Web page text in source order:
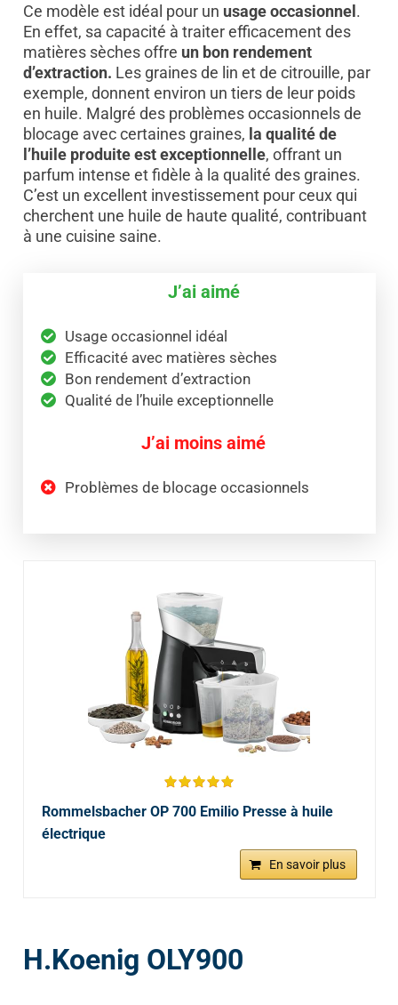
Ce modèle est idéal pour un usage occasionnel.
En effet, sa capacité à traiter efficacement des
matières sèches offre un bon rendement
d’extraction. Les graines de lin et de citrouille, par
exemple, donnent environ un tiers de leur poids
en huile. Malgré des problèmes occasionnels de
blocage avec certaines graines, la qualité de
l’huile produite est exceptionnelle, offrant un
parfum intense et fidèle à la qualité des graines.
C’est un excellent investissement pour ceux qui
cherchent une huile de haute qualité, contribuant
à une cuisine saine.
J’ai aimé
Usage occasionnel idéal
Efficacité avec matières sèches
Bon rendement d’extraction
Qualité de l’huile exceptionnelle
J’ai moins aimé
Problèmes de blocage occasionnels
Rommelsbacher OP 700 Emilio Presse à huile
électrique
En savoir plus
H.Koenig OLY900